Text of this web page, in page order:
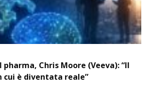
Chris Moore (Veeva): “Il
cui è diventata reale”